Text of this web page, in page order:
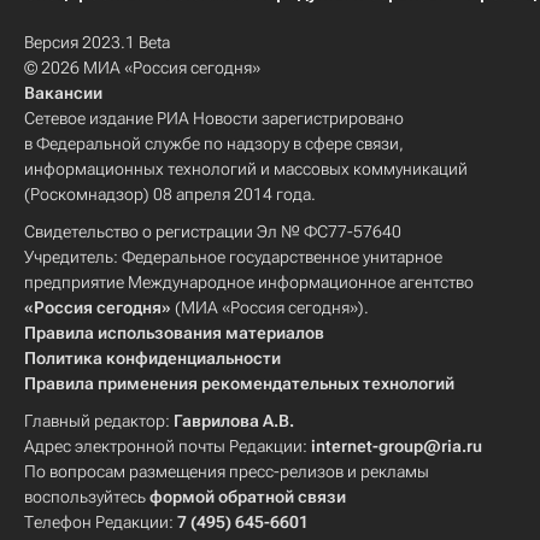
Версия 2023.1 Beta
© 2026 МИА «Россия сегодня»
Вакансии
Сетевое издание РИА Новости зарегистрировано
в Федеральной службе по надзору в сфере связи,
информационных технологий и массовых коммуникаций
(Роскомнадзор) 08 апреля 2014 года.
Свидетельство о регистрации Эл № ФС77-57640
Учредитель: Федеральное государственное унитарное
предприятие Международное информационное агентство
«Россия сегодня» (МИА «Россия сегодня»).
Правила использования материалов
Политика конфиденциальности
Правила применения рекомендательных технологий
Главный редактор: Гаврилова А.В.
Адрес электронной почты Редакции: internet-group@ria.ru
По вопросам размещения пресс-релизов и рекламы
воспользуйтесьформой обратной связи
Телефон Редакции: 7 (495) 645-6601